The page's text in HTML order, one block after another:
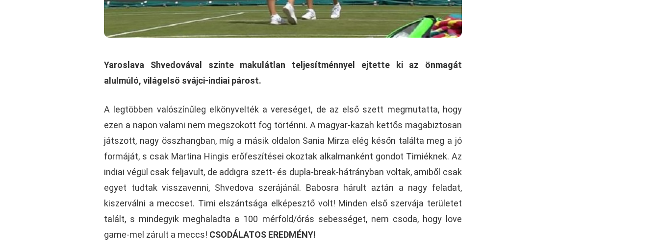
Yaroslava Shvedovával szinte makulátlan teljesítménnyel ejtette ki az önmagát
alulmúló, világelső svájci-indiai párost.
A legtöbben valószínűleg elkönyvelték a vereséget, de az első szett megmutatta, hogy
ezen a napon valami nem megszokott fog történni. A magyar-kazah kettős magabiztosan
játszott, nagy összhangban, míg a másik oldalon Sania Mirza elég későn találta meg a jó
formáját, s csak Martina Hingis erőfeszítései okoztak alkalmanként gondot Timiéknek. Az
indiai végül csak feljavult, de addigra szett- és dupla-break-hátrányban voltak, amiből csak
egyet tudtak visszavenni, Shvedova szerájánál. Babosra hárult aztán a nagy feladat,
kiszerválni a meccset. Timi elszántsága elképesztő volt! Minden első szervája területet
talált, s mindegyik meghaladta a 100 mérföld/órás sebességet, nem csoda, hogy love
game-mel zárult a meccs! CSODÁLATOS EREDMÉNY!